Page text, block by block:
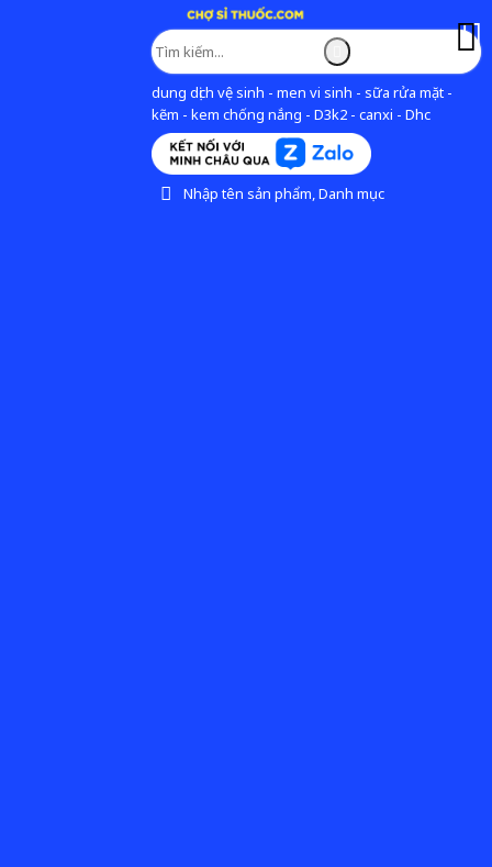
dung dịch vệ sinh - men vi sinh - sữa rửa mặt -
kẽm - kem chống nắng - D3k2 - canxi - Dhc
Nhập tên sản phẩm, Danh mục